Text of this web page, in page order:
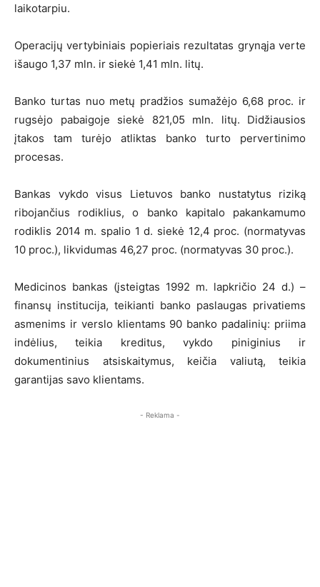
laikotarpiu.
Operacijų vertybiniais popieriais rezultatas grynąja verte
išaugo 1,37 mln. ir siekė 1,41 mln. litų.
Banko turtas nuo metų pradžios sumažėjo 6,68 proc. ir
rugsėjo pabaigoje siekė 821,05 mln. litų. Didžiausios
įtakos tam turėjo atliktas banko turto pervertinimo
procesas.
Bankas vykdo visus Lietuvos banko nustatytus riziką
ribojančius rodiklius, o banko kapitalo pakankamumo
rodiklis 2014 m. spalio 1 d. siekė 12,4 proc. (normatyvas
10 proc.), likvidumas 46,27 proc. (normatyvas 30 proc.).
Medicinos bankas (įsteigtas 1992 m. lapkričio 24 d.) –
finansų institucija, teikianti banko paslaugas privatiems
asmenims ir verslo klientams 90 banko padalinių: priima
indėlius, teikia kreditus, vykdo piniginius ir
dokumentinius atsiskaitymus, keičia valiutą, teikia
garantijas savo klientams.
- Reklama -